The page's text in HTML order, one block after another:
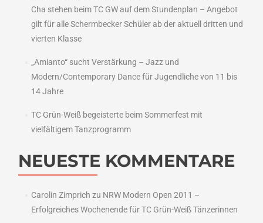
Cha stehen beim TC GW auf dem Stundenplan – Angebot
gilt für alle Schermbecker Schüler ab der aktuell dritten und
vierten Klasse
„Amianto“ sucht Verstärkung – Jazz und
Modern/Contemporary Dance für Jugendliche von 11 bis
14 Jahre
TC Grün-Weiß begeisterte beim Sommerfest mit
vielfältigem Tanzprogramm
NEUESTE KOMMENTARE
Carolin Zimprich zu NRW Modern Open 2011 –
Erfolgreiches Wochenende für TC Grün-Weiß Tänzerinnen